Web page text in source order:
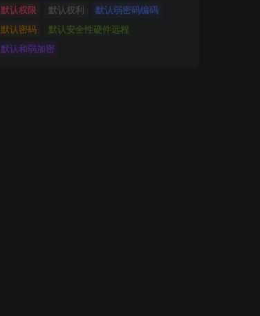
默认权限
默认权利
默认弱密码编码
默认密码
默认安全性硬件远程
默认和弱加密